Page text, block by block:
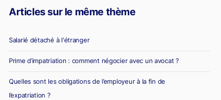
Articles sur le même thème
Salarié détaché à l'étranger
Prime d’impatriation : comment négocier avec un avocat ?
Quelles sont les obligations de l’employeur à la fin de
l’expatriation ?